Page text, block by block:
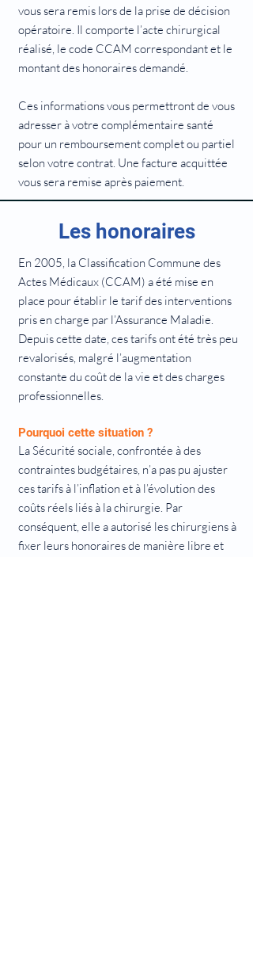
vous sera remis lors de la prise de décision
opératoire. Il comporte l’acte chirurgical
réalisé, le code CCAM correspondant et le
montant des honoraires demandé.
Ces informations vous permettront de vous
adresser à votre complémentaire santé
pour un remboursement complet ou partiel
selon votre contrat. Une facture acquittée
vous sera remise après paiement.
Les honoraires
En 2005, la Classification Commune des
Actes Médicaux (CCAM) a été mise en
place pour établir le tarif des interventions
pris en charge par l’Assurance Maladie.
Depuis cette date, ces tarifs ont été très peu
revalorisés, malgré l’augmentation
constante du coût de la vie et des charges
professionnelles.
Pourquoi cette situation ?
La Sécurité sociale, confrontée à des
contraintes budgétaires, n’a pas pu ajuster
ces tarifs à l’inflation et à l’évolution des
coûts réels liés à la chirurgie. Par
conséquent, elle a autorisé les chirurgiens à
fixer leurs honoraires de manière libre et